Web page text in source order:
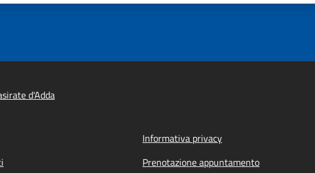
d'Adda
Informativa privacy
Prenotazione appuntamento